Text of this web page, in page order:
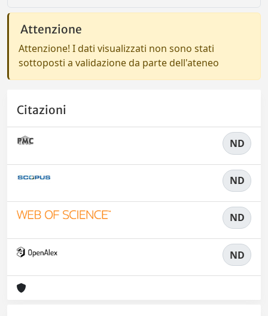
Attenzione
Attenzione! I dati visualizzati non sono stati
sottoposti a validazione da parte dell'ateneo
Citazioni
ND
ND
ND
ND